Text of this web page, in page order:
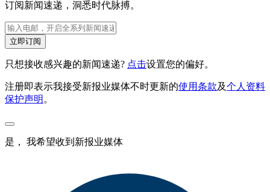
订阅新闻速递，洞悉时代脉搏。
立即订阅
只想接收感兴趣的新闻速递? 点击设置您的偏好。
注册即表示我接受新报业媒体不时更新的使用条款及个人资料
保护声明 。
是， 我希望收到新报业媒体